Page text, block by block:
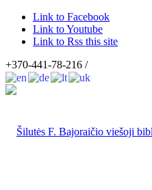
Link to Facebook
Link to Youtube
Link to Rss this site
+370-441-78-216 /